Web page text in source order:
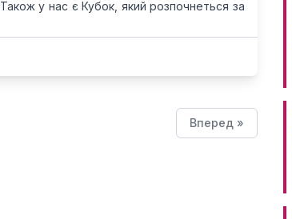
у нас є Кубок, який розпочнеться за
Вперед »